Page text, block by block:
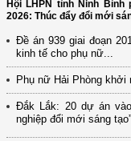
Hội LHPN tỉnh Ninh Bình
2026: Thúc đẩy đổi mới
Đề án 939 giai đoạn
kinh tế cho phụ nữ...
Phụ nữ Hải Phòng khởi
Đắk Lắk: 20 dự án
nghiệp đổi mới sáng tạo”